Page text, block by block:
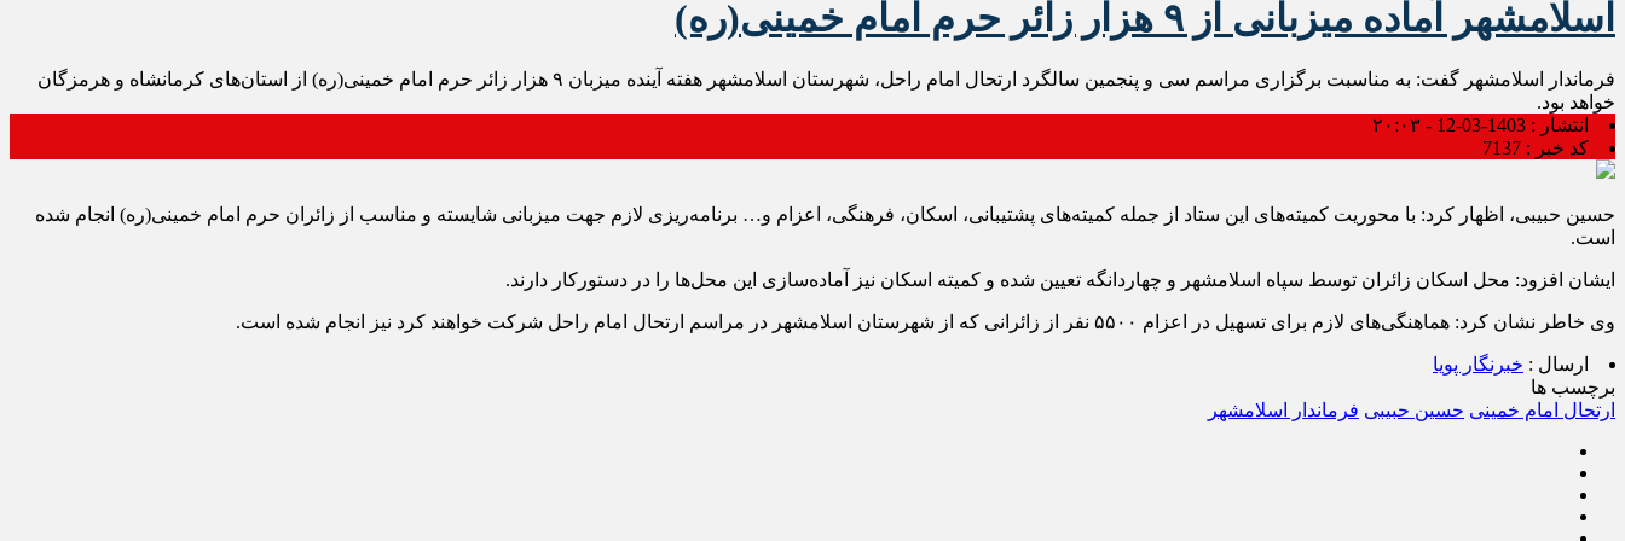
اسلامشهر آماده میزبانی از ۹ هزار زائر حرم امام خمینی(ره)
فرماندار اسلامشهر گفت: به مناسبت برگزاری مراسم سی‌ و پنجمین سالگرد ارتحال امام راحل، شهرستان اسلامشهر هفته آینده میزبان ۹ هزار زائر حرم امام خمینی(ره) از استان‌های کرمانشاه و هرمزگان
خواهد بود.
انتشار : 1403-03-12 - ۲۰:۰۳
کد خبر : 7137
حسین حبیبی، اظهار کرد: با محوریت کمیته‌های این ستاد از جمله کمیته‌های پشتیبانی، اسکان، فرهنگی، اعزام و… برنامه‌ریزی لازم جهت میزبانی شایسته و مناسب از زائران حرم امام خمینی(ره) انجام شده
است.
ایشان افزود: محل اسکان زائران توسط سپاه اسلامشهر و چهاردانگه تعیین شده و کمیته اسکان نیز آماده‌سازی این محل‌ها را در دستورکار دارند.
وی خاطر نشان کرد: هماهنگی‌های لازم برای تسهیل در اعزام ۵۵۰۰ نفر از زائرانی که از شهرستان اسلامشهر در مراسم ارتحال امام راحل شرکت خواهند کرد نیز انجام شده است.
ارسال : خبرنگار پویا
برچسب ها
ارتحال امام خمینی حسین حبیبی فرماندار اسلامشهر